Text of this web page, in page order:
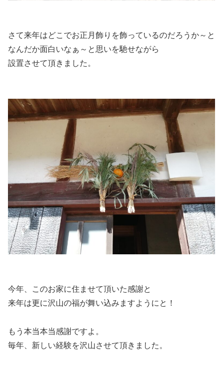
さて来年はどこでお正月飾りを飾っているのだろうか～と
なんだか面白いなぁ～と思いを馳せながら
設置させて頂きました。
今年、このお家に住ませて頂いた感謝と
来年は更に沢山の福が舞い込みますようにと！
もう本当本当感謝ですよ。
毎年、新しい経験を沢山させて頂きました。